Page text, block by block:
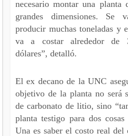
necesario montar una planta
grandes dimensiones. Se
producir muchas toneladas y
va a costar alrededor de
dólares”, detalló.
El ex decano de la UNC
objetivo de la planta no será
de carbonato de litio, sino
planta testigo para dos
Una es saber el costo real